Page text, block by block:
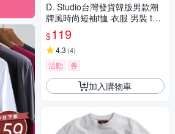
D. Studio台灣發貨韓版男款潮
牌風時尚短袖t恤 衣服 男裝 t
恤 短袖t恤 上衣T529
$119
4.3 (4)
活動 券
加入購物車